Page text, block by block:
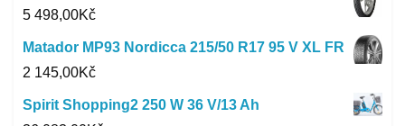
5 498,00Kč
Matador MP93 Nordicca 215/50 R17 95 V XL FR
2 145,00Kč
Spirit Shopping2 250 W 36 V/13 Ah